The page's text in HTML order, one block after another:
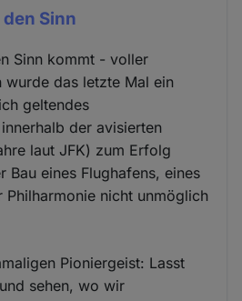
Sinn
Sinn kommt - voller
wurde das letzte Mal ein
geltendes
der avisierten
laut JFK) zum Erfolg
Bau eines Flughafens, eines
Philharmonie nicht unmöglich
Pioniergeist: Lasst
sehen, wo wir